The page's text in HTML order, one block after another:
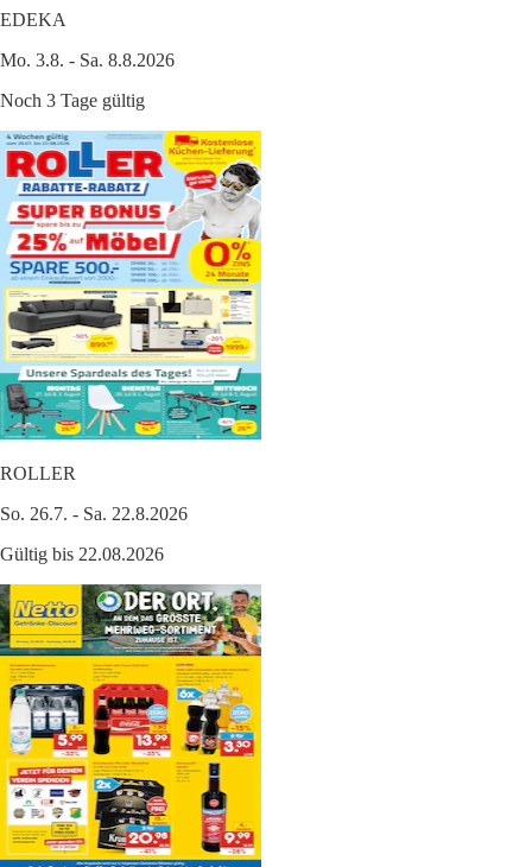
EDEKA
Mo. 3.8. - Sa. 8.8.2026
Noch 3 Tage gültig
ROLLER
So. 26.7. - Sa. 22.8.2026
Gültig bis 22.08.2026